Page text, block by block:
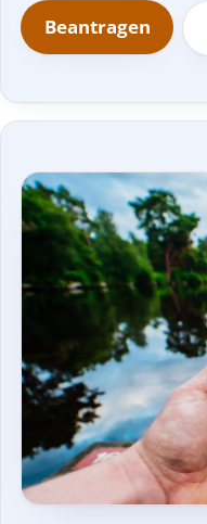
Beantragen